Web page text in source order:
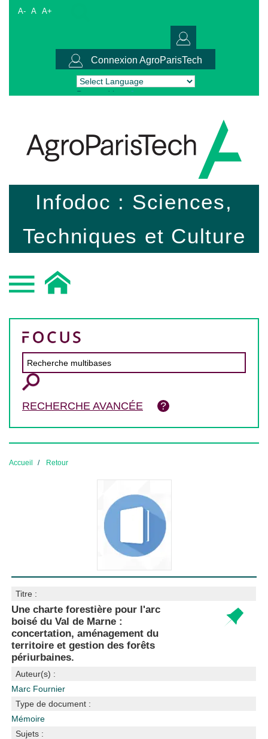
A- A A+
Connexion AgroParisTech
Powered by Translate
Infodoc : Sciences,
Techniques et Culture
RECHERCHE AVANCÉE
Accueil Retour
Titre :
Une charte forestière pour l'arc
boisé du Val de Marne :
concertation, aménagement du
territoire et gestion des forêts
périurbaines.
Auteur(s) :
Marc Fournier
Type de document :
Mémoire
Sujets :